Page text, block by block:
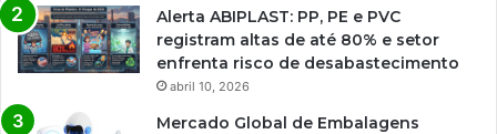
Alerta ABIPLAST: PP, PE e PVC
registram altas de até 80% e setor
enfrenta risco de desabastecimento
abril 10, 2026
Mercado Global de Embalagens